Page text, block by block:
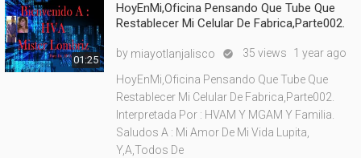
01:25
HoyEnMi,Oficina Pensando Que Tube Que
Restablecer Mi Celular De Fabrica,Parte002.
by miayotlanjalisco  35 views 1 year ago
HoyEnMi,Oficina Pensando Que Tube Que
Restablecer Mi Celular De Fabrica,Parte002.
Interpretada Por : HVAM Y MGAM Y Familia.
Saludos A : Mi Amor De Mi Vida Lupita,
Y,A,Todos De